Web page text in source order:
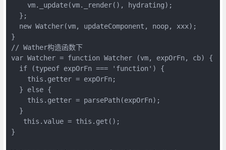
    vm._update(vm._render(), hydrating);
  };
  new Watcher(vm, updateComponent, noop, xxx);
}
// Wather构造函数下
var Watcher = function Watcher (vm, expOrFn, cb) {
  if (typeof expOrFn === 'function') {
    this.getter = expOrFn;
  } else {
    this.getter = parsePath(expOrFn);
  }
   this.value = this.get();
}